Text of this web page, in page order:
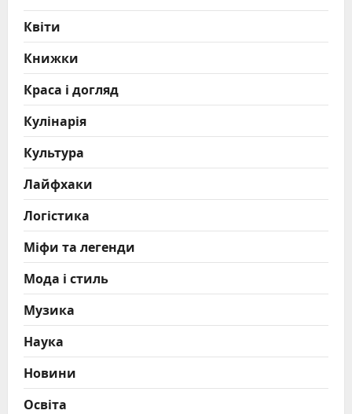
Квіти
Книжки
Краса і догляд
Кулінарія
Культура
Лайфхаки
Логістика
Міфи та легенди
Мода і стиль
Музика
Наука
Новини
Освіта